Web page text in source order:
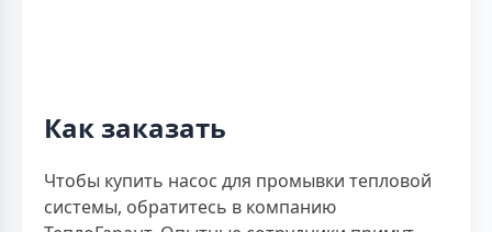
Как заказать
Чтобы купить насос для промывки тепловой
системы, обратитесь в компанию